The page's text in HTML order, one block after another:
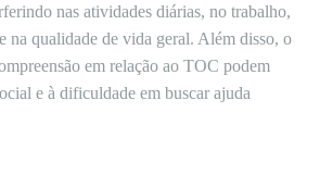
nas atividades diárias, no trabalho,
na qualidade de vida geral. Além disso, o
em relação ao TOC podem
e à dificuldade em buscar ajuda